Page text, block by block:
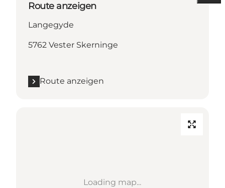
Route anzeigen
Langegyde
5762 Vester Skerninge
Route anzeigen
Loading map...